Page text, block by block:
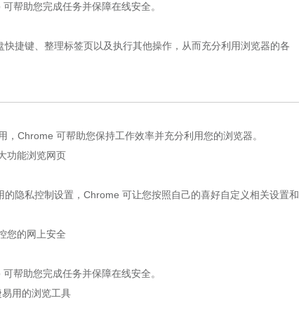
助您完成任务并保障在线安全。
捷键、整理标签页以及执行其他操作，从而充分利用浏览器的各
Chrome 可帮助您保持工作效率并充分利用您的浏览器。
隐私控制设置，Chrome 可让您按照自己的喜好自定义相关设置和
助您完成任务并保障在线安全。